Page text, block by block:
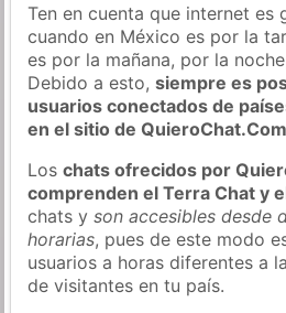
Ten en cuenta que internet es
cuando en México es por la
es por la mañana, por la
Debido a esto,siempre es
usuarios conectados de
en el sitio de QuieroChat.Com
Loschats ofrecidos por
comprenden el Terra Chat y
chats yson accesibles desde
horarias, pues de este modo
usuarios a horas diferentes a
de visitantes en tu país.